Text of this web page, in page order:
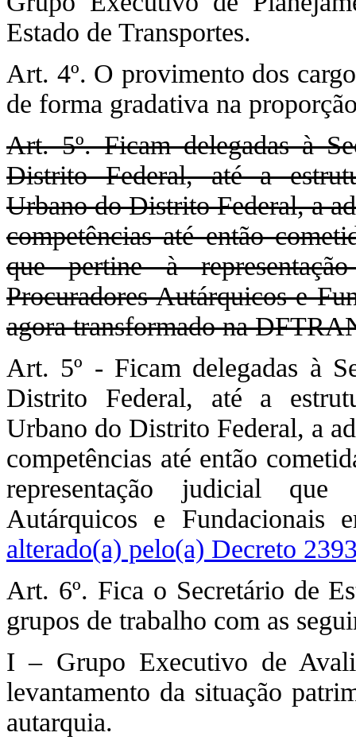
Estado de Transportes.
Art. 4º. O provimento dos
de forma gradativa na
Art. 5º. Ficam delegadas à
Distrito Federal, até a
Urbano do Distrito Federal, a
competências até então
que pertine à
Procuradores Autárquicos e
agora transformado na
Art. 5º - Ficam delegadas à
Distrito Federal, até a
Urbano do Distrito Federal, a
competências até então
representação judicial que
Autárquicos e
alterado(a) pelo(a) Decreto
Art. 6º. Fica o Secretário de
grupos de trabalho com as
I – Grupo Executivo de
levantamento da situação
autarquia.